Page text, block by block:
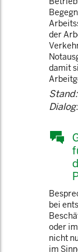
der
damit
Stand:
Dialog:
bei
oder
nicht
im